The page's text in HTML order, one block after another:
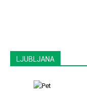
LJUBLJANA